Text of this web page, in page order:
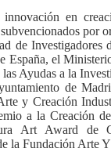
en
por
de Investigadores
España, el
Ayudas a la
de
y Creación
a la Creación
Art Award de
la Fundación Arte